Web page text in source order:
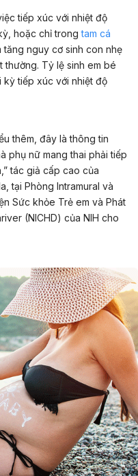
tiếp xúc với nhiệt độ
hoặc chỉ trongtam cá
tăng nguy cơ sinh con nhẹ
thường. Tỷ lệ sinh em bé
kỳ tiếp xúc với nhiệt độ
thêm, đây là thông tin
phụ nữ mang thai phải tiếp
tác giả cấp cao của
tại Phòng Intramural và
Sức khỏe Trẻ em và Phát
(NICHD) của NIH cho